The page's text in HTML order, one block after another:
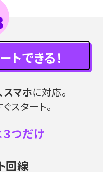
トできる！
スマホに対応。
スタート。
つだけ
回線